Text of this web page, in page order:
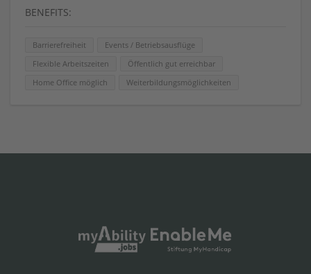
BENEFITS:
Barrierefreiheit
Events / Betriebsausflüge
Flexible Arbeitszeiten
Öffentlich gut erreichbar
Home Office möglich
Weiterbildungsmöglichkeiten